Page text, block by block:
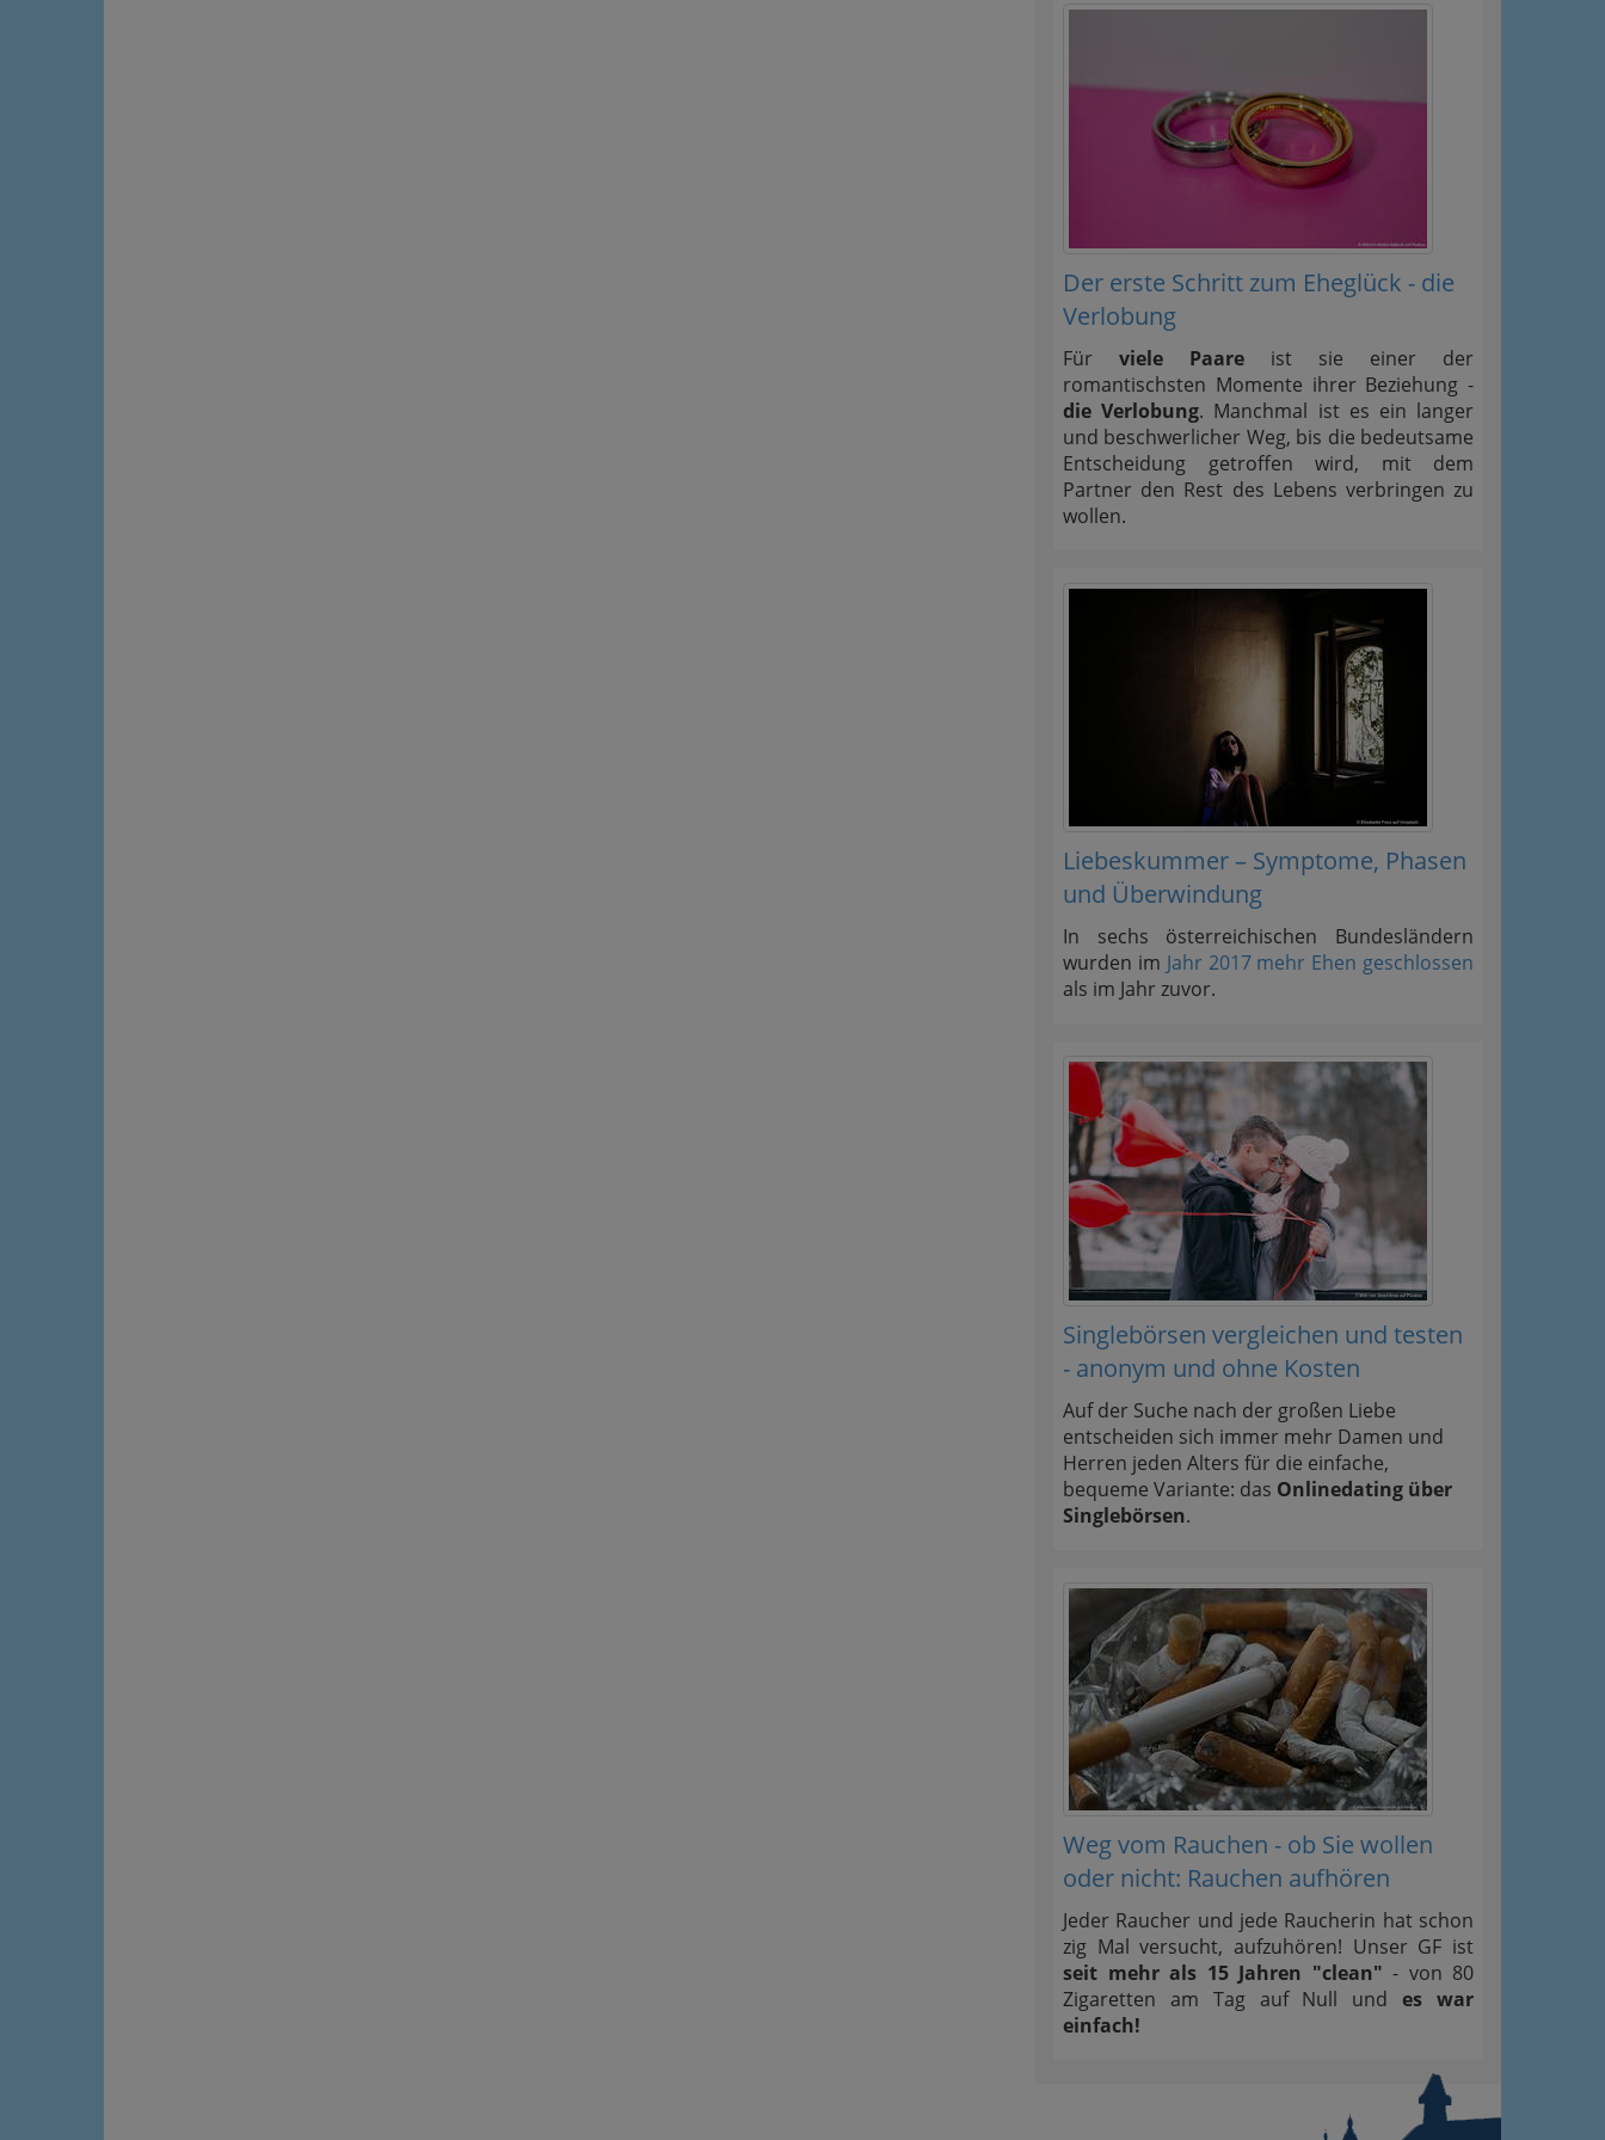
Der erste Schritt zum Eheglück - die
Verlobung
Für viele Paare ist sie einer der
romantischsten Momente ihrer Beziehung -
die Verlobung. Manchmal ist es ein langer
und beschwerlicher Weg, bis die bedeutsame
Entscheidung getroffen wird, mit dem
Partner den Rest des Lebens verbringen zu
wollen.
Liebeskummer – Symptome, Phasen
und Überwindung
In sechs österreichischen Bundesländern
wurden im Jahr 2017 mehr Ehen geschlossen
als im Jahr zuvor.
Singlebörsen vergleichen und testen
- anonym und ohne Kosten
Auf der Suche nach der großen Liebe
entscheiden sich immer mehr Damen und
Herren jeden Alters für die einfache,
bequeme Variante: das Onlinedating über
Singlebörsen.
Weg vom Rauchen - ob Sie wollen
oder nicht: Rauchen aufhören
Jeder Raucher und jede Raucherin hat schon
zig Mal versucht, aufzuhören! Unser GF ist
seit mehr als 15 Jahren "clean" - von 80
Zigaretten am Tag auf Null undes war
einfach!